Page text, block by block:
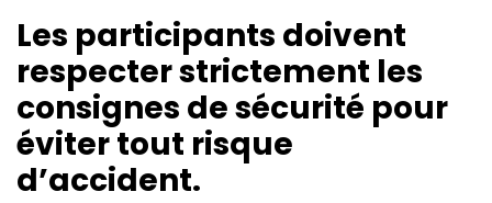
Les participants doivent
respecter strictement les
consignes de sécurité pour
éviter tout risque
d’accident.